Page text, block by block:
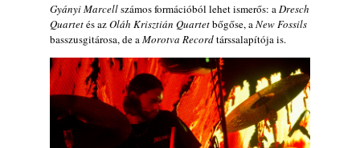
Gyányi Marcellszámos formációból lehet ismerős: a Dresch
Quartetés azOláh Krisztián Quartetbőgőse, a New Fossils
basszusgitárosa, de a Morotva Recordtárssalapítója is.